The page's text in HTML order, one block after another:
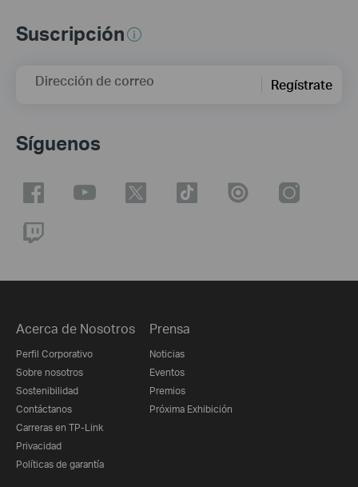
Suscripción
Dirección de correo Regístrate
Síguenos
Acerca de Nosotros
Perfil Corporativo
Sobre nosotros
Sostenibilidad
Contáctanos
Carreras en TP-Link
Privacidad
Políticas de garantía
Prensa
Noticias
Eventos
Premios
Próxima Exhibición